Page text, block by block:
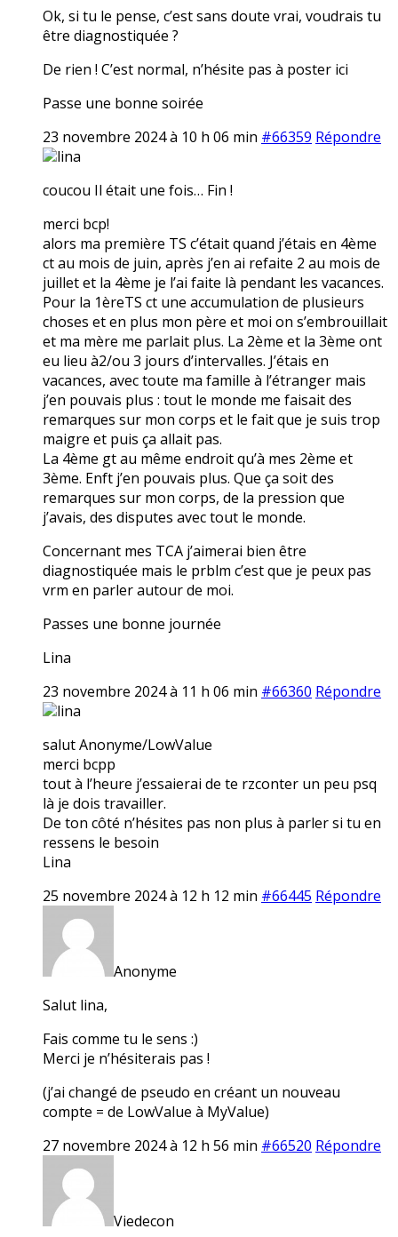
Ok, si tu le pense, c’est sans doute vrai, voudrais tu
être diagnostiquée ?
De rien ! C’est normal, n’hésite pas à poster ici
Passe une bonne soirée
23 novembre 2024 à 10 h 06 min #66359 Répondre
lina
coucou Il était une fois… Fin !
merci bcp!
alors ma première TS c’était quand j’étais en 4ème
ct au mois de juin, après j’en ai refaite 2 au mois de
juillet et la 4ème je l’ai faite là pendant les vacances.
Pour la 1èreTS ct une accumulation de plusieurs
choses et en plus mon père et moi on s’embrouillait
et ma mère me parlait plus. La 2ème et la 3ème ont
eu lieu à2/ou 3 jours d’intervalles. J’étais en
vacances, avec toute ma famille à l’étranger mais
j’en pouvais plus : tout le monde me faisait des
remarques sur mon corps et le fait que je suis trop
maigre et puis ça allait pas.
La 4ème gt au même endroit qu’à mes 2ème et
3ème. Enft j’en pouvais plus. Que ça soit des
remarques sur mon corps, de la pression que
j’avais, des disputes avec tout le monde.
Concernant mes TCA j’aimerai bien être
diagnostiquée mais le prblm c’est que je peux pas
vrm en parler autour de moi.
Passes une bonne journée
Lina
23 novembre 2024 à 11 h 06 min #66360 Répondre
lina
salut Anonyme/LowValue
merci bcpp
tout à l’heure j’essaierai de te rzconter un peu psq
là je dois travailler.
De ton côté n’hésites pas non plus à parler si tu en
ressens le besoin
Lina
25 novembre 2024 à 12 h 12 min #66445 Répondre
Anonyme
Salut lina,
Fais comme tu le sens :)
Merci je n’hésiterais pas !
(j’ai changé de pseudo en créant un nouveau
compte = de LowValue à MyValue)
27 novembre 2024 à 12 h 56 min #66520 Répondre
Viedecon